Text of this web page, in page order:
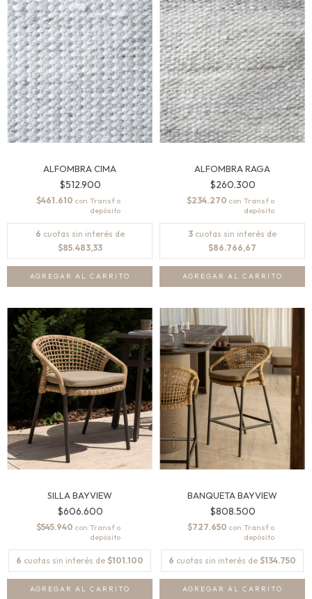
ALFOMBRA CIMA
$512.900
$461.610 con
6 cuotas sin interés de
$85.483,33
AGREGAR AL CARRITO
ALFOMBRA RAGA
$260.300
$234.270 con
3 cuotas sin interés de
$86.766,67
AGREGAR AL CARRITO
SILLA BAYVIEW
$606.600
$545.940 con
6 cuotas sin interés de $101.100
BANQUETA BAYVIEW
$808.500
$727.650 con
6 cuotas sin interés de $134.750